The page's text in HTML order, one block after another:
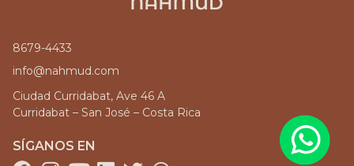
SÍGANOS EN
8679-4433
info@nahmud.com
Ciudad Curridabat, Ave 46 A
Curridabat – San José – Costa Rica